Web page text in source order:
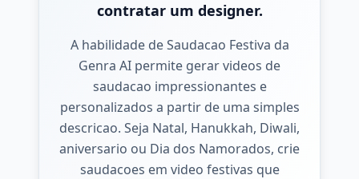
contratar um designer.
A habilidade de Saudacao Festiva da
Genra AI permite gerar videos de
saudacao impressionantes e
personalizados a partir de uma simples
descricao. Seja Natal, Hanukkah, Diwali,
aniversario ou Dia dos Namorados, crie
saudacoes em video festivas que